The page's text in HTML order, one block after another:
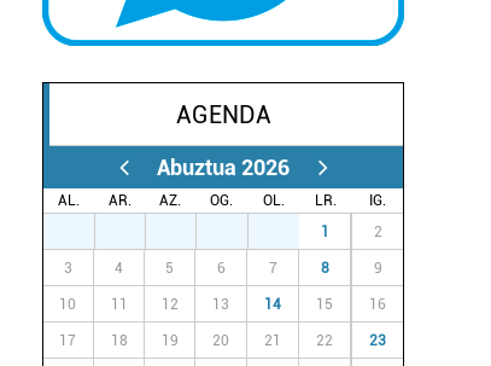
AGENDA
Abuztua 2026
AL. AR. AZ. OG. OL. LR.
IG.
1 2
3 4 5 6 7 8 9
10 11 12 13 14 15 16
17 18 19 20 21 22 23